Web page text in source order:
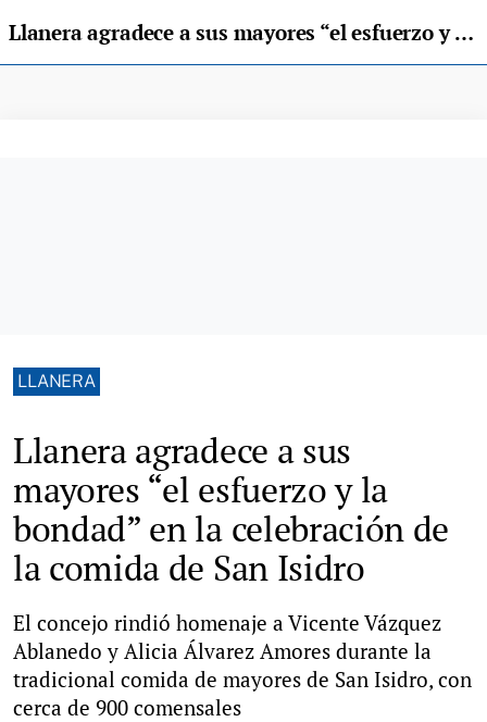
Llanera agradece a sus mayores “el esfuerzo y la bondad” en la celebración de la comida de San Isidro
LLANERA
Llanera agradece a sus
mayores “el esfuerzo y la
bondad” en la celebración de
la comida de San Isidro
El concejo rindió homenaje a Vicente Vázquez
Ablanedo y Alicia Álvarez Amores durante la
tradicional comida de mayores de San Isidro, con
cerca de 900 comensales